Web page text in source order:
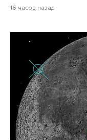
16 часов назад